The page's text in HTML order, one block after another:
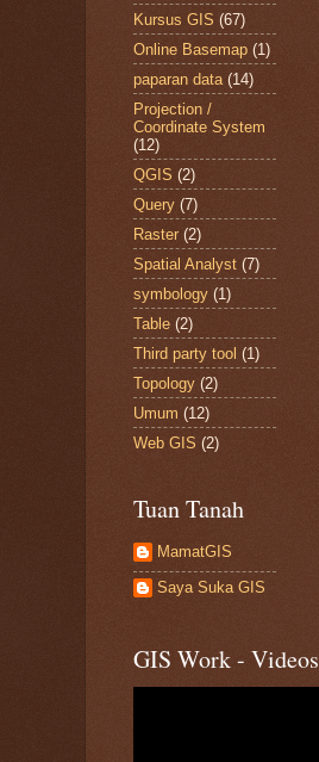
Kursus GIS (67)
Online Basemap (1)
paparan data (14)
Projection /
Coordinate System
(12)
QGIS (2)
Query (7)
Raster (2)
Spatial Analyst (7)
symbology (1)
Table (2)
Third party tool (1)
Topology (2)
Umum (12)
Web GIS (2)
Tuan Tanah
MamatGIS
Saya Suka GIS
GIS Work - Videos